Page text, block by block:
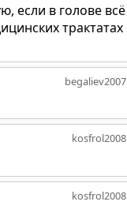
если в голове всё
трактатах
begaliev2007
kosfrol2008
kosfrol2008